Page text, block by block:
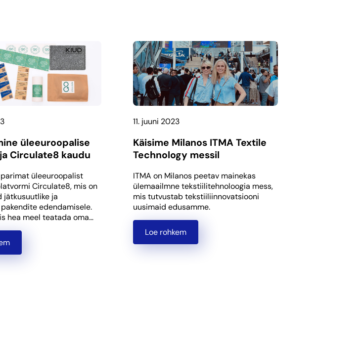
üleeuroopalise
Circulate8 kaudu
üleeuroopalist
Circulate8, mis on
jätkusuutlike ja
edendamisele.
hea meel teatada oma…
11. juuni 2023
Käisime Milanos ITMA Textile
Technology messil
ITMA on Milanos peetav mainekas
ülemaailmne tekstiilitehnoloogia mess,
mis tutvustab tekstiiliinnovatsiooni
uusimaid edusamme.
Loe rohkem